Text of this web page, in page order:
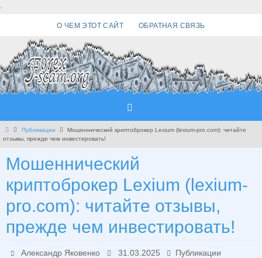
.
О ЧЕМ ЭТОТ САЙТ ОБРАТНАЯ СВЯЗЬ
Главная
Публикации
Мошеннический криптоброкер Lexium (lexium-pro.com): читайте
отзывы, прежде чем инвестировать!
Мошеннический
криптоброкер Lexium (lexium-
pro.com): читайте отзывы,
прежде чем инвестировать!
Александр Яковенко 31.03.2025 Публикации